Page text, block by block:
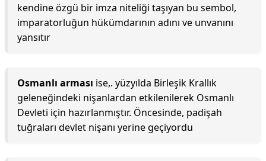
kendine özgü bir imza niteliği taşıyan bu sembol,
imparatorluğun hükümdarının adını ve unvanını
yansıtır
Osmanlı arması ise,. yüzyılda Birleşik Krallık
geleneğindeki nişanlardan etkilenilerek Osmanlı
Devleti için hazırlanmıştır. Öncesinde, padişah
tuğraları devlet nişanı yerine geçiyordu